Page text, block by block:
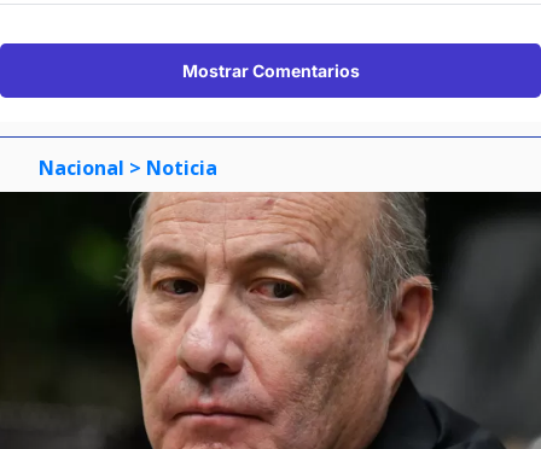
Mostrar Comentarios
Nacional > Noticia